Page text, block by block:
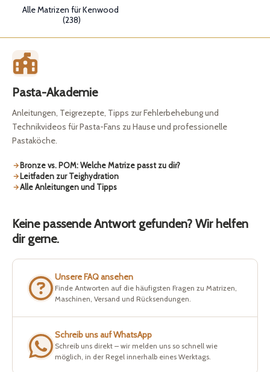
Alle Matrizen für Kenwood
(238)
Pasta-Akademie
Anleitungen, Teigrezepte, Tipps zur Fehlerbehebung und
Technikvideos für Pasta-Fans zu Hause und professionelle
Pastaköche.
Bronze vs. POM: Welche Matrize passt zu dir?
Leitfaden zur Teighydration
Alle Anleitungen und Tipps
Keine passende Antwort gefunden? Wir helfen
dir gerne.
Unsere FAQ ansehen
Finde Antworten auf die häufigsten Fragen zu Matrizen,
Maschinen, Versand und Rücksendungen.
Schreib uns auf WhatsApp
Schreib uns direkt – wir melden uns so schnell wie
möglich, in der Regel innerhalb eines Werktags.